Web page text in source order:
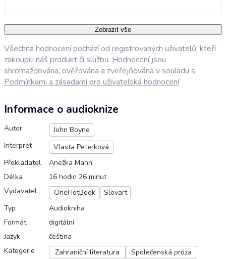
Zobrazit vše
Všechna hodnocení pochází od registrovaných uživatelů, kteří
zakoupili náš produkt či službu. Hodnocení jsou
shromažďována, ověřována a zveřejňována v souladu s
Podmínkami a zásadami pro uživatelská hodnocení
Informace o audioknize
Autor
John Boyne
Interpret
Vlasta Peterková
Překladatel
Anežka Mann
Délka
16 hodin 26 minut
Vydavatel
OneHotBook
Slovart
Typ
Audiokniha
Formát
digitální
Jazyk
čeština
Kategorie
Zahraniční literatura
Společenská próza